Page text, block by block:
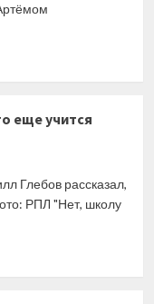
еще учится
Глебов рассказал,
РПЛ "Нет, школу